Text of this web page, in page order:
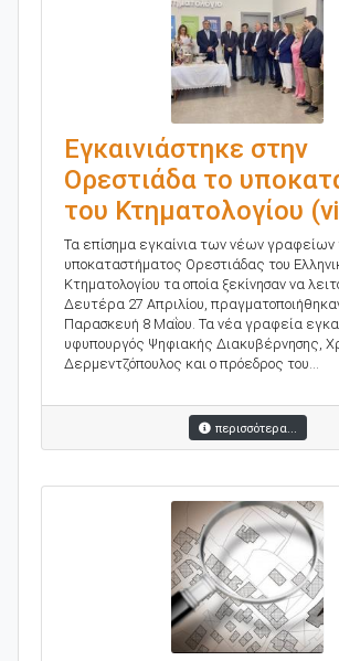
Εγκαινιάστηκε στην
Ορεστιάδα το
του Κτηματολογίου
Τα επίσημα εγκαίνια των νέων γραφείων
υποκαταστήματος Ορεστιάδας του
Κτηματολογίου τα οποία ξεκίνησαν να
Δευτέρα 27 Απριλίου,
Παρασκευή 8 Μαΐου. Τα νέα γραφεία
υφυπουργός Ψηφιακής Διακυβέρνησης,
Δερμεντζόπουλος και ο πρόεδρος του...
περισσότερα...